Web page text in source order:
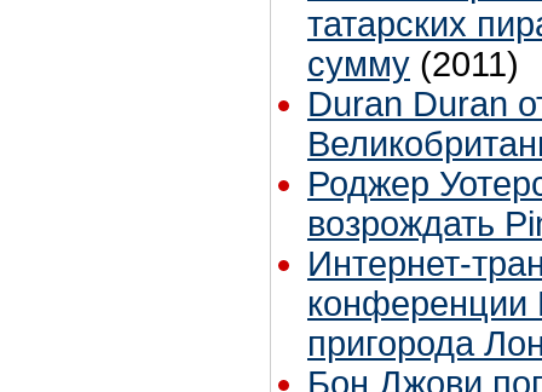
татарских
сумму (2011)
Duran Duran
Роджер
возрождать
Интернет-
конференции
пригорода
Бон Джови